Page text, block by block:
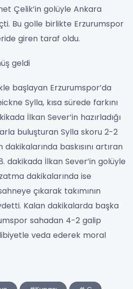
Çelik’in golüyle Ankara
Bu golle birlikte Erzurumspor
giren taraf oldu.
geldi
başlayan Erzurumspor’da
Sylla, kısa sürede farkını
İlkan Sever’in hazırladığı
buluşturan Sylla skoru 2-2
baskısını artıran
dakikada İlkan Sever’in golüyle
dakikalarında ise
çıkarak takımının
Kalan dakikalarda başka
sahadan 4-2 galip
veda ederek moral